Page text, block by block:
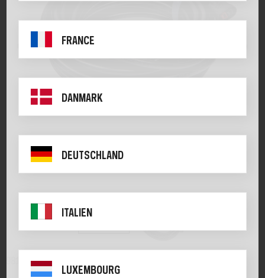
FRANCE
DANMARK
DEUTSCHLAND
ITALIEN
LUXEMBOURG